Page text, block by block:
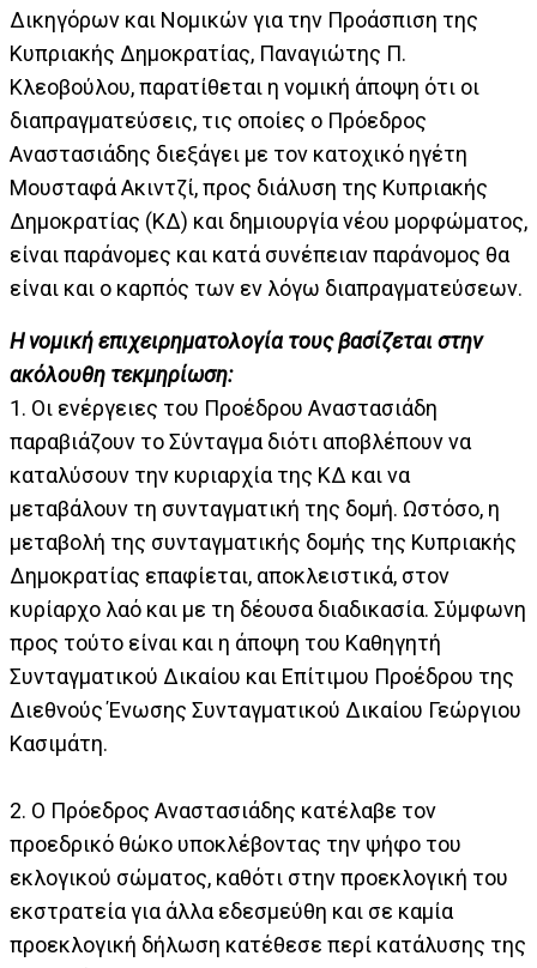
Δικηγόρων και Νομικών για την Προάσπιση της
Κυπριακής Δημοκρατίας, Παναγιώτης Π.
Κλεοβούλου, παρατίθεται η νομική άποψη ότι οι
διαπραγματεύσεις, τις οποίες ο Πρόεδρος
Αναστασιάδης διεξάγει με τον κατοχικό ηγέτη
Μουσταφά Ακιντζί, προς διάλυση της Κυπριακής
Δημοκρατίας (ΚΔ) και δημιουργία νέου μορφώματος,
είναι παράνομες και κατά συνέπειαν παράνομος θα
είναι και ο καρπός των εν λόγω διαπραγματεύσεων.
Η νομική επιχειρηματολογία τους βασίζεται στην
ακόλουθη τεκμηρίωση:
1. Οι ενέργειες του Προέδρου Αναστασιάδη
παραβιάζουν το Σύνταγμα διότι αποβλέπουν να
καταλύσουν την κυριαρχία της ΚΔ και να
μεταβάλουν τη συνταγματική της δομή. Ωστόσο, η
μεταβολή της συνταγματικής δομής της Κυπριακής
Δημοκρατίας επαφίεται, αποκλειστικά, στον
κυρίαρχο λαό και με τη δέουσα διαδικασία. Σύμφωνη
προς τούτο είναι και η άποψη του Καθηγητή
Συνταγματικού Δικαίου και Επίτιμου Προέδρου της
Διεθνούς Ένωσης Συνταγματικού Δικαίου Γεώργιου
Κασιμάτη.
2. Ο Πρόεδρος Αναστασιάδης κατέλαβε τον
προεδρικό θώκο υποκλέβοντας την ψήφο του
εκλογικού σώματος, καθότι στην προεκλογική του
εκστρατεία για άλλα εδεσμεύθη και σε καμία
προεκλογική δήλωση κατέθεσε περί κατάλυσης της